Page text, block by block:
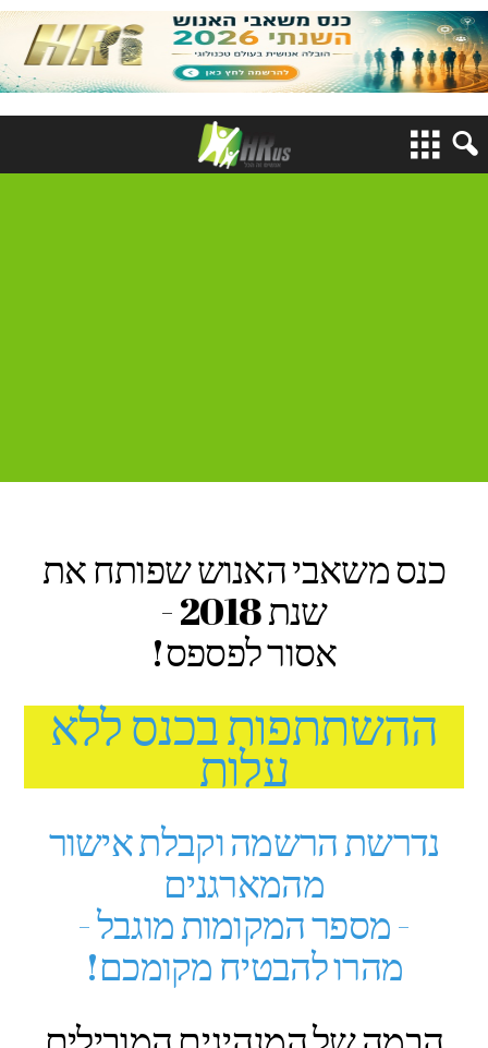
כנס משאבי האנוש שפותח את
שנת 2018 -
אסור לפספס!
ההשתתפות בכנס ללא
עלות
נדרשת הרשמה וקבלת אישור
מהמארגנים
- מספר המקומות מוגבל -
מהרו להבטיח מקומכם!